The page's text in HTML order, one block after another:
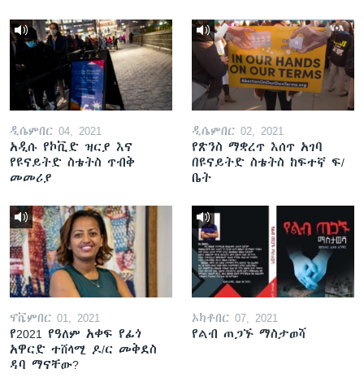
ዲሴምበር 04, 2021
አዲሱ የኮቪድ ዝርያ እና
የዩናይትድ ስቴትስ ጥብቅ
መመሪያ
ዲሴምበር 02, 2021
የጽንስ ማቋረጥ እሰጥ አገባ
በዩናይትድ ስቴትስ ከፍተኛ ፍ/
ቤት
ኖቬምበር 01, 2021
የ2021 የዓለም አቀፍ የፊጎ
አዋርድ ተሸላሚ ዶ/ር መቅደስ
ዳባ ማናቸው?
ኦክቶበር 07, 2021
የልብ ጠጋኙ ማስታወሻ